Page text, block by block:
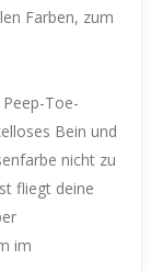
Farben, zum
Toe-
Bein und
nicht zu
fliegt deine
im